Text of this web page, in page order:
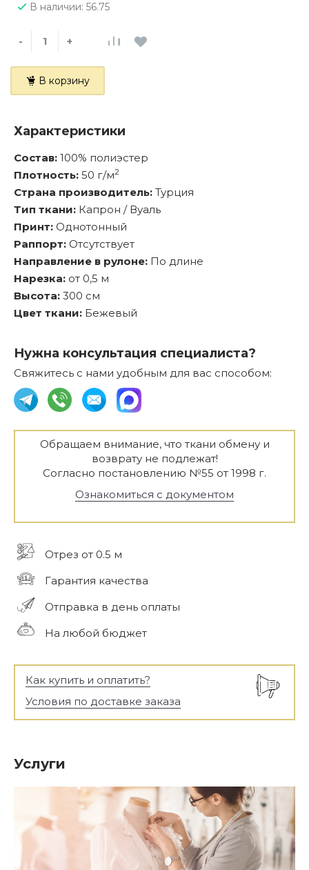
В наличии: 56.75
- +
В корзину
Характеристики
Состав: 100% полиэстер
Плотность: 50 г/м2
Страна производитель: Турция
Тип ткани: Капрон / Вуаль
Принт: Однотонный
Раппорт: Отсутствует
Направление в рулоне: По длине
Нарезка: от 0,5 м
Высота: 300 см
Цвет ткани: Бежевый
Нужна консультация специалиста?
Свяжитесь с нами удобным для вас способом:
Обращаем внимание, что ткани обмену и
возврату не подлежат!
Согласно постановлению №55 от 1998 г.
Ознакомиться с документом
Отрез от 0.5 м
Гарантия качества
Отправка в день оплаты
На любой бюджет
Как купить и оплатить?
Условия по доставке заказа
Услуги